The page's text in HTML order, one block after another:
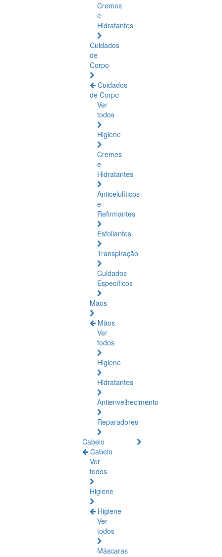
Cremes
e
Hidratantes
Cuidados
de
Corpo
Cuidados
de Corpo
Ver
todos
Higiene
Cremes
e
Hidratantes
Anticelulíticos
e
Refirmantes
Esfoliantes
Transpiração
Cuidados
Específicos
Mãos
Mãos
Ver
todos
Higiene
Hidratantes
Antienvelhecimento
Reparadores
Cabelo
Cabelo
Ver
todos
Higiene
Higiene
Ver
todos
Máscaras